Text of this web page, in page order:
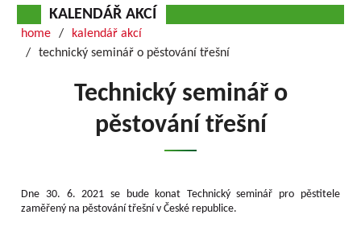
KALENDÁŘ AKCÍ
home
kalendář akcí
technický seminář o pěstování třešní
Technický seminář o
pěstování třešní
Dne 30. 6. 2021 se bude konat Technický seminář pro pěstitele
zaměřený na pěstování třešní v České republice.